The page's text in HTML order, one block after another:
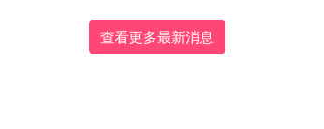
查看更多最新消息